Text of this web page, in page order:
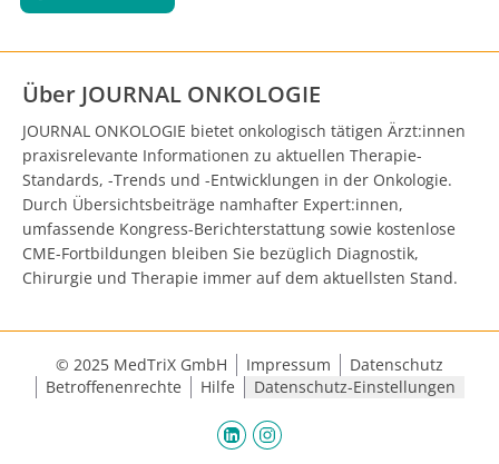
Über JOURNAL ONKOLOGIE
JOURNAL ONKOLOGIE bietet onkologisch tätigen Ärzt:innen
praxisrelevante Informationen zu aktuellen Therapie-
Standards, -Trends und -Entwicklungen in der Onkologie.
Durch Übersichtsbeiträge namhafter Expert:innen,
umfassende Kongress-Berichterstattung sowie kostenlose
CME-Fortbildungen bleiben Sie bezüglich Diagnostik,
Chirurgie und Therapie immer auf dem aktuellsten Stand.
© 2025 MedTriX GmbH Impressum
Datenschutz
Betroffenenrechte
Hilfe Datenschutz-Einstellungen